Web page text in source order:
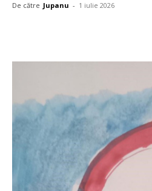
De către Jupanu - 1 iulie 2026